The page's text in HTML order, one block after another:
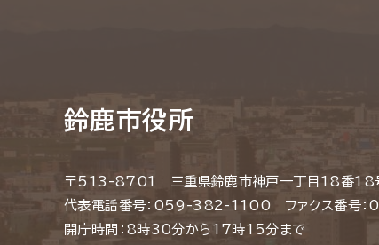
鈴鹿市役所
〒513-8701 三重県鈴鹿市神戸一丁目18番18
代表電話番号：059-382-1100 ファクス番号
開庁時間：8時30分から17時15分まで